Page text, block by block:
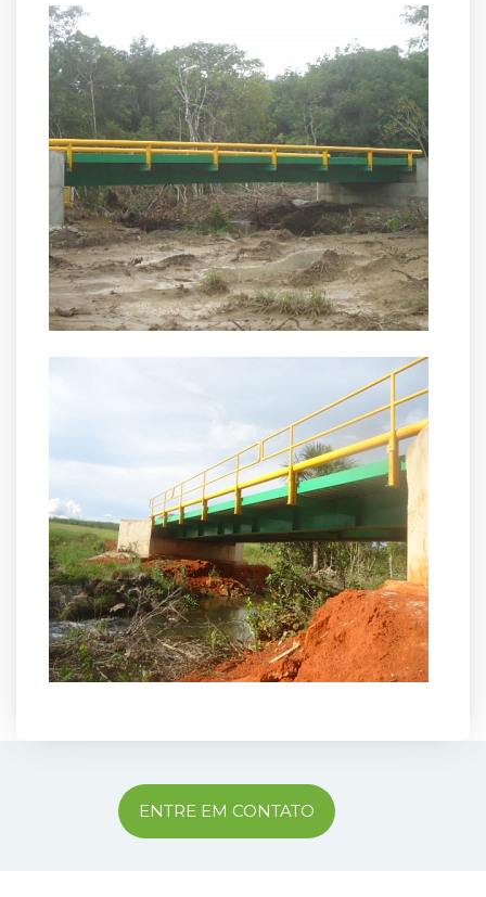
ENTRE EM CONTATO